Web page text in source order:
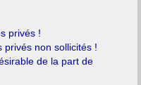
privés !
privés non sollicités !
de la part de